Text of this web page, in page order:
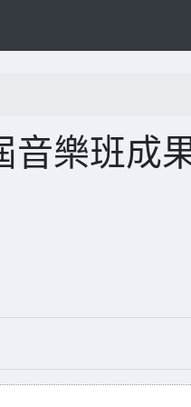
音樂班成